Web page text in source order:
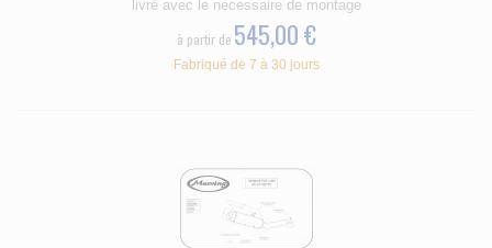
livré avec le nécessaire de montage
à partir de 545,00 €
Fabriqué de 7 à 30 jours